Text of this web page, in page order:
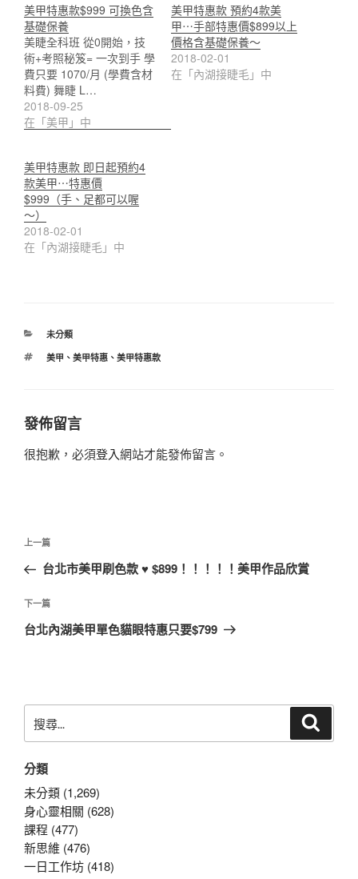
美甲特惠款$999 可換色含
基礎保養
美睫全科班 從0開始，技
術+考照秘笈= 一次到手 學
費只要 1070/月 (學費含材
料費) 舞睫 L…
2018-09-25
在「美甲」中
美甲特惠款 預約4款美
甲⋯手部特惠價$899以上
價格含基礎保養～
2018-02-01
在「內湖接睫毛」中
美甲特惠款 即日起預約4
款美甲⋯特惠價
$999（手、足都可以喔
～）
2018-02-01
在「內湖接睫毛」中
分
未分類
標
美甲 、 美甲特惠、 美甲特惠款
發佈留言
很抱歉，必須登入網站才能發佈留言。
文
導
覽
上
一
文
章
上一篇
台北市美甲刷色款 ♥ $899！！！！！美甲作品欣賞
下
一
下一篇
台北內湖美甲單色貓眼特惠只要$799
尋
鍵
字:
分類
未分類 (1,269)
身心靈相關 (628)
課程 (477)
新思維 (476)
一日工作坊 (418)